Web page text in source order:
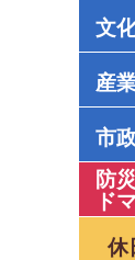
文
産
市
防
ド
休